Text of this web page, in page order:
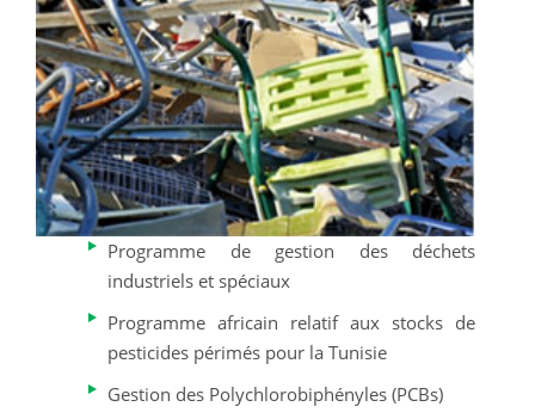
Programme de gestion des déchets
industriels et spéciaux
Programme africain relatif aux stocks de
pesticides périmés pour la Tunisie
Gestion des Polychlorobiphényles (PCBs)